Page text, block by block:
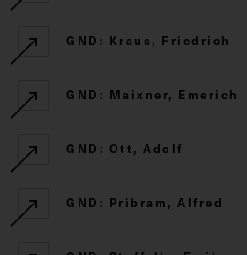
GND: Kraus, Friedrich
GND: Maixner, Emerich
GND: Ott, Adolf
GND: Pribram, Alfred